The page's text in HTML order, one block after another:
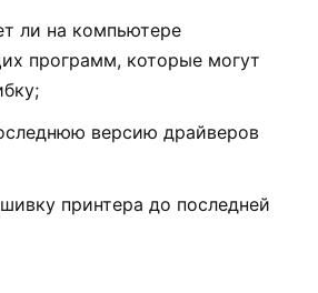
ли на компьютере
программ, которые могут
версию драйверов
принтера до последней